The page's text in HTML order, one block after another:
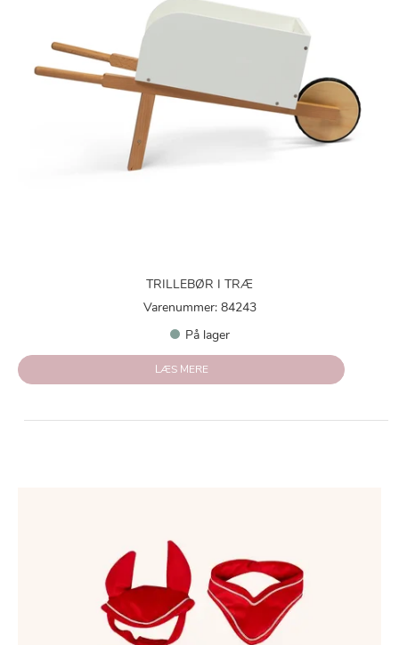
TRILLEBØR I TRÆ
Varenummer: 84243
På lager
LÆS MERE